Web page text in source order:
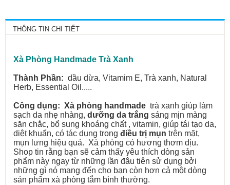
THÔNG TIN CHI TIẾT
Xà Phòng Handmade Trà Xanh
Thành Phần: dầu dừa, Vitamim E, Trà xanh, Natural
Herb, Essential Oil.....
Công dụng: Xà phòng handmade trà xanh giúp làm
sạch da nhẹ nhàng, dưỡng da trắng sáng mịn màng
săn chắc, bổ sung khoáng chất , vitamin, giúp tái tạo da,
diệt khuẩn, có tác dụng trong điều trị mụn trên mặt,
mụn lưng hiệu quả. Xà phòng có hương thơm dịu.
Shop tin rằng bạn sẽ cảm thấy yêu thích dòng sản
phẩm này ngay từ những lần đâu tiên sử dụng bởi
những gì nó mang đến cho bạn còn hơn cả một dòng
sản phẩm xà phòng tắm bình thường.